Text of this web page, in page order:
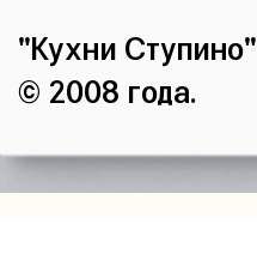
"Кухни Ступино"
© 2008 года.